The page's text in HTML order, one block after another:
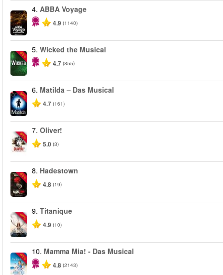
4. ABBA Voyage
4.9 (1140)
-50%
5. Wicked the Musical
4.7 (855)
-50%
6. Matilda – Das Musical
4.7 (161)
-50%
7. Oliver!
5.0 (3)
-50%
8. Hadestown
4.8 (19)
-40%
9. Titanique
4.9 (10)
-40%
10. Mamma Mia! - Das Musical
4.8 (2143)